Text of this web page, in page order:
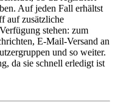
Auf jeden Fall erhältst
auf zusätzliche
stehen: zum
E-Mail-Versand an
und so weiter.
da sie schnell erledigt ist